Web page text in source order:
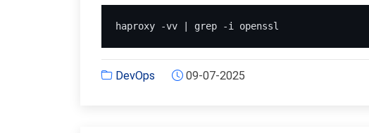
haproxy -vv | grep -i openssl
DevOps 09-07-2025